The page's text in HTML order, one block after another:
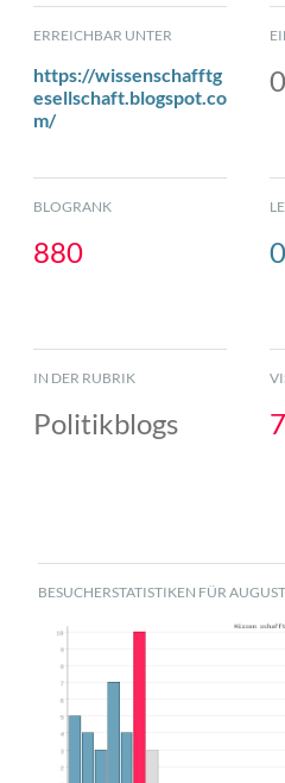
ERREICHBAR UNTER
https://wissenschafftg
esellschaft.blogspot.co
m/
BLOGRANK
880
IN DER RUBRIK
Politikblogs 7
BESUCHERSTATISTIKEN FÜR